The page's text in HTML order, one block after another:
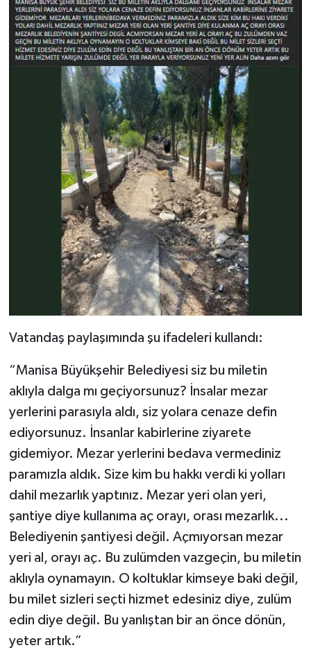
Vatandaş paylaşımında şu ifadeleri kullandı:
“Manisa Büyükşehir Belediyesi siz bu miletin
aklıyla dalga mı geçiyorsunuz? İnsalar mezar
yerlerini parasıyla aldı, siz yolara cenaze defin
ediyorsunuz. İnsanlar kabirlerine ziyarete
gidemiyor. Mezar yerlerini bedava vermediniz
paramızla aldık. Size kim bu hakkı verdi ki yolları
dahil mezarlık yaptınız. Mezar yeri olan yeri,
şantiye diye kullanıma aç orayı, orası mezarlık...
Belediyenin şantiyesi değil. Açmıyorsan mezar
yeri al, orayı aç. Bu zulümden vazgeçin, bu miletin
aklıyla oynamayın. O koltuklar kimseye baki değil,
bu milet sizleri seçti hizmet edesiniz diye, zulüm
edin diye değil. Bu yanlıştan bir an önce dönün,
yeter artık.”